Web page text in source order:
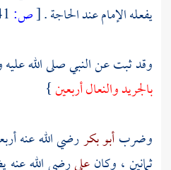
يفعله الإمام عند الحاجة .[ص:
وقد ثبت عن النبي صلى الله
بالجريد والنعال أربعين}
وضربأبو بكررضي الله عنه
ثمانين ، وكانعليرضي الله عنه